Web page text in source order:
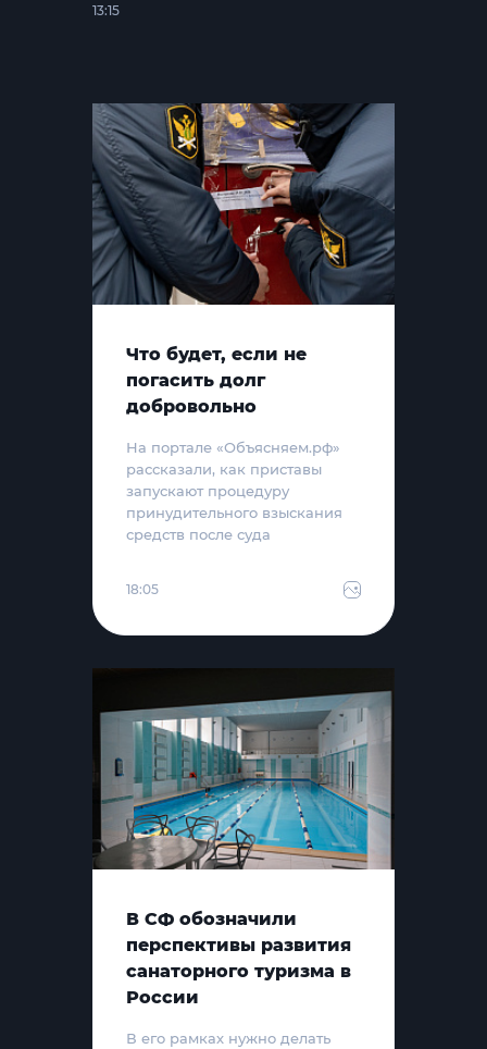
13:15
Что будет, если не
погасить долг
добровольно
На портале «Объясняем.рф»
рассказали, как приставы
запускают процедуру
принудительного взыскания
средств после суда
18:05
В СФ обозначили
перспективы развития
санаторного туризма в
России
В его рамках нужно делать